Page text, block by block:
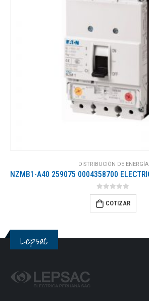
DISTRIBUCIÓN DE ENERGÍA
0out of 5
COTIZAR
Lepsac